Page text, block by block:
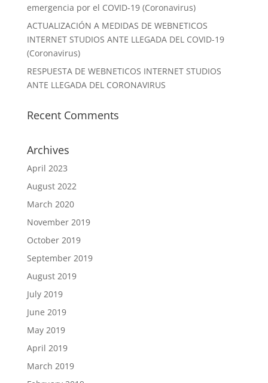
emergencia por el COVID-19 (Coronavirus)
ACTUALIZACIÓN A MEDIDAS DE WEBNETICOS
INTERNET STUDIOS ANTE LLEGADA DEL COVID-19
(Coronavirus)
RESPUESTA DE WEBNETICOS INTERNET STUDIOS
ANTE LLEGADA DEL CORONAVIRUS
Recent Comments
Archives
April 2023
August 2022
March 2020
November 2019
October 2019
September 2019
August 2019
July 2019
June 2019
May 2019
April 2019
March 2019